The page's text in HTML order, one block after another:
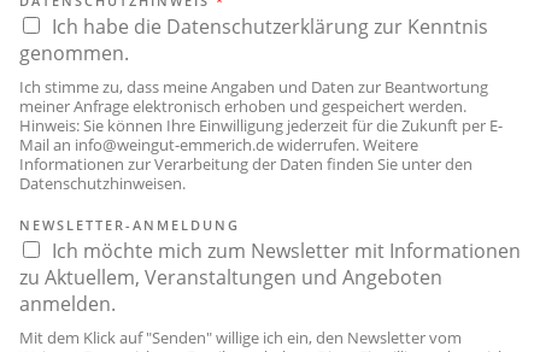
Ich habe die Datenschutzerklärung zur Kenntnis
genommen.
Ich stimme zu, dass meine Angaben und Daten zur Beantwortung
meiner Anfrage elektronisch erhoben und gespeichert werden.
Hinweis: Sie können Ihre Einwilligung jederzeit für die Zukunft per E-
Mail an info@weingut-emmerich.dewiderrufen. Weitere
Informationen zur Verarbeitung der Daten finden Sie unter den
Datenschutzhinweisen.
NEWSLETTER-ANMELDUNG
Ich möchte mich zum Newsletter mit Informationen
zu Aktuellem, Veranstaltungen und Angeboten
anmelden.
Mit dem Klick auf "Senden" willige ich ein, den Newsletter vom